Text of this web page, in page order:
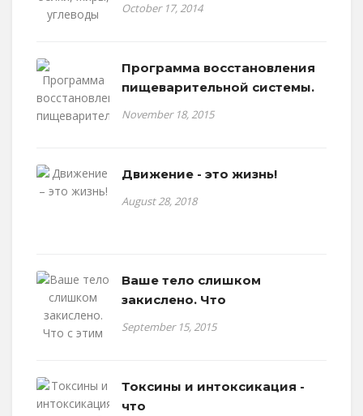
October 17, 2014
Программа восстановления
пищеварительной системы.
November 18, 2015
Движение - это жизнь!
August 28, 2018
Ваше тело слишком
закислено. Что
September 15, 2015
Токсины и интоксикация -
что